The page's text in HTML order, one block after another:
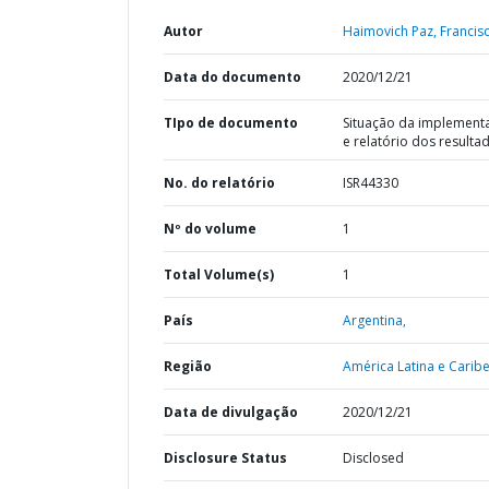
Autor Haimovich Paz,
Data do documento 2020/12/21
TIpo de documento
Situação da
e relatório dos
No. do relatório ISR44330
Nº do volume 1
Total Volume(s) 1
País Argentina,
Região América Latina e
Data de divulgação 2020/12/21
Disclosure Status Disclosed